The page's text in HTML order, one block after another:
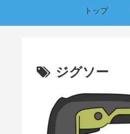
トップ
ジグソー